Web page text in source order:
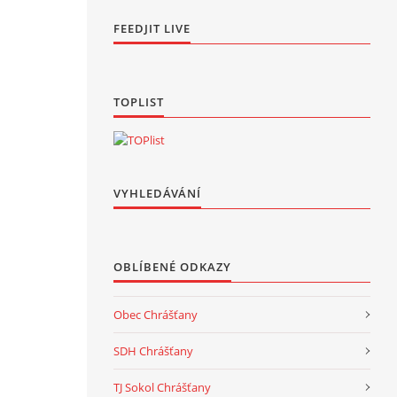
FEEDJIT LIVE
TOPLIST
VYHLEDÁVÁNÍ
OBLÍBENÉ ODKAZY
Obec Chrášťany
SDH Chrášťany
TJ Sokol Chrášťany